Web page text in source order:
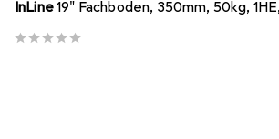
InLine19" Fachboden, 350mm, 50kg,